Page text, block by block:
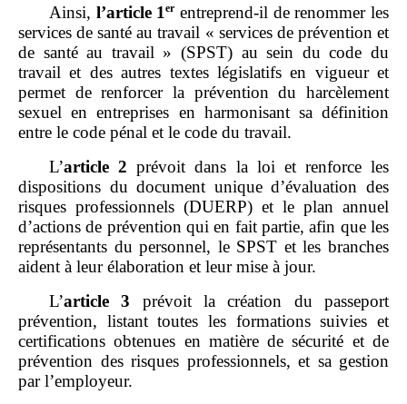
Ainsi, l’article 1er entreprend‑il de renommer les
services de santé au travail « services de prévention et
de santé au travail » (SPST) au sein du code du
travail et des autres textes législatifs en vigueur et
permet de renforcer la prévention du harcèlement
sexuel en entreprises en harmonisant sa définition
entre le code pénal et le code du travail.
L’article 2 prévoit dans la loi et renforce les
dispositions du document unique d’évaluation des
risques professionnels (DUERP) et le plan annuel
d’actions de prévention qui en fait partie, afin que les
représentants du personnel, le SPST et les branches
aident à leur élaboration et leur mise à jour.
L’article 3 prévoit la création du passeport
prévention, listant toutes les formations suivies et
certifications obtenues en matière de sécurité et de
prévention des risques professionnels, et sa gestion
par l’employeur.